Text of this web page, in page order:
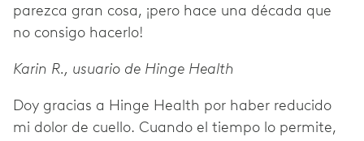
parezca gran cosa, ¡pero hace una década que
no consigo hacerlo!
Karin R., usuario de Hinge Health
Doy gracias a Hinge Health por haber reducido
mi dolor de cuello. Cuando el tiempo lo permite,